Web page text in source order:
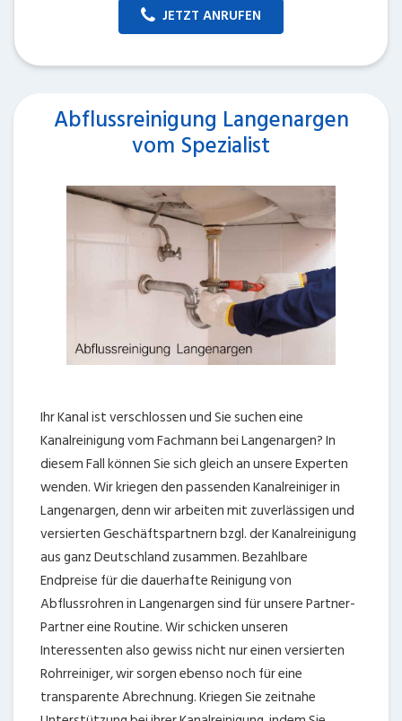
JETZT ANRUFEN
Abflussreinigung Langenargen
vom Spezialist
Ihr Kanal ist verschlossen und Sie suchen eine
Kanalreinigung vom Fachmann bei Langenargen? In
diesem Fall können Sie sich gleich an unsere Experten
wenden. Wir kriegen den passenden Kanalreiniger in
Langenargen, denn wir arbeiten mit zuverlässigen und
versierten Geschäftspartnern bzgl. der Kanalreinigung
aus ganz Deutschland zusammen. Bezahlbare
Endpreise für die dauerhafte Reinigung von
Abflussrohren in Langenargen sind für unsere Partner-
Partner eine Routine. Wir schicken unseren
Interessenten also gewiss nicht nur einen versierten
Rohrreiniger, wir sorgen ebenso noch für eine
transparente Abrechnung. Kriegen Sie zeitnahe